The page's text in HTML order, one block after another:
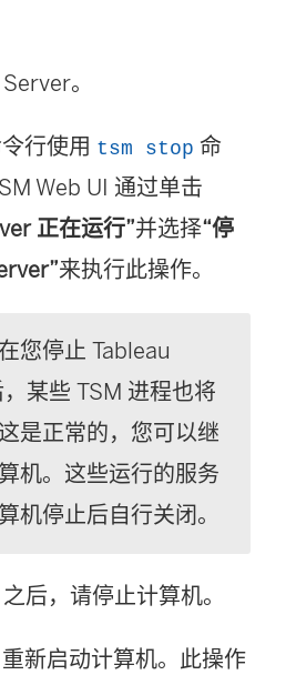
。
行使用 tsm stop 命
Web UI 通过单击
正在运行”并选择“停
来执行此操作。
您停止 Tableau
某些 TSM 进程也将
是正常的，您可以继
机。这些运行的服务
机停止后自行关闭。
后，请停止计算机。
新启动计算机。此操作